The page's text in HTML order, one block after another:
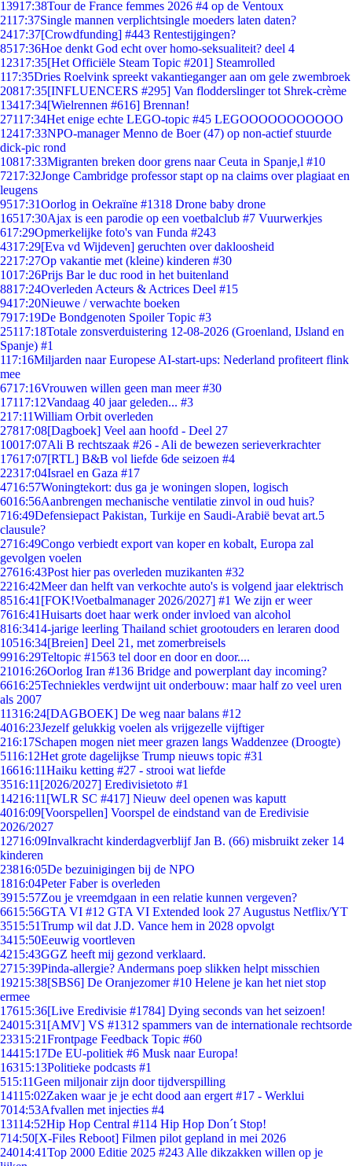
13917:38Tour de France femmes 2026 #4 op de Ventoux
2117:37Single mannen verplichtsingle moeders laten daten?
2417:37[Crowdfunding] #443 Rentestijgingen?
8517:36Hoe denkt God echt over homo-seksualiteit? deel 4
12317:35[Het Officiële Steam Topic #201] Steamrolled
117:35Dries Roelvink spreekt vakantieganger aan om gele zwembroek
20817:35[INFLUENCERS #295] Van flodderslinger tot Shrek-crème
13417:34[Wielrennen #616] Brennan!
27117:34Het enige echte LEGO-topic #45 LEGOOOOOOOOOOO
12417:33NPO-manager Menno de Boer (47) op non-actief stuurde
dick-pic rond
10817:33Migranten breken door grens naar Ceuta in Spanje,l #10
7217:32Jonge Cambridge professor stapt op na claims over plagiaat en
leugens
9517:31Oorlog in Oekraïne #1318 Drone baby drone
16517:30Ajax is een parodie op een voetbalclub #7 Vuurwerkjes
617:29Opmerkelijke foto's van Funda #243
4317:29[Eva vd Wijdeven] geruchten over dakloosheid
2217:27Op vakantie met (kleine) kinderen #30
1017:26Prijs Bar le duc rood in het buitenland
8817:24Overleden Acteurs & Actrices Deel #15
9417:20Nieuwe / verwachte boeken
7917:19De Bondgenoten Spoiler Topic #3
25117:18Totale zonsverduistering 12-08-2026 (Groenland, IJsland en
Spanje) #1
117:16Miljarden naar Europese AI-start-ups: Nederland profiteert flink
mee
6717:16Vrouwen willen geen man meer #30
17117:12Vandaag 40 jaar geleden... #3
217:11William Orbit overleden
27817:08[Dagboek] Veel aan hoofd - Deel 27
10017:07Ali B rechtszaak #26 - Ali de bewezen serieverkrachter
17617:07[RTL] B&B vol liefde 6de seizoen #4
22317:04Israel en Gaza #17
4716:57Woningtekort: dus ga je woningen slopen, logisch
6016:56Aanbrengen mechanische ventilatie zinvol in oud huis?
716:49Defensiepact Pakistan, Turkije en Saudi-Arabië bevat art.5
clausule?
2716:49Congo verbiedt export van koper en kobalt, Europa zal
gevolgen voelen
27616:43Post hier pas overleden muzikanten #32
2216:42Meer dan helft van verkochte auto's is volgend jaar elektrisch
8516:41 [FOK!Voetbalmanager 2026/2027] #1 We zijn er weer
7616:41Huisarts doet haar werk onder invloed van alcohol
816:3414-jarige leerling Thailand schiet grootouders en leraren dood
10516:34[Breien] Deel 21, met zomerbreisels
9916:29Teltopic #1563 tel door en door en door....
21016:26Oorlog Iran #136 Bridge and powerplant day incoming?
6616:25Techniekles verdwijnt uit onderbouw: maar half zo veel uren
als 2007
11316:24[DAGBOEK] De weg naar balans #12
4016:23Jezelf gelukkig voelen als vrijgezelle vijftiger
216:17Schapen mogen niet meer grazen langs Waddenzee (Droogte)
5116:12Het grote dagelijkse Trump nieuws topic #31
16616:11Haiku ketting #27 - strooi wat liefde
3516:11 [2026/2027] Eredivisietoto #1
14216:11 [WLR SC #417] Nieuw deel openen was kaputt
4016:09[Voorspellen] Voorspel de eindstand van de Eredivisie
2026/2027
12716:09Invalkracht kinderdagverblijf Jan B. (66) misbruikt zeker 14
kinderen
23816:05De bezuinigingen bij de NPO
1816:04Peter Faber is overleden
3915:57Zou je vreemdgaan in een relatie kunnen vergeven?
6615:56GTA VI #12 GTA VI Extended look 27 Augustus Netflix/YT
3515:51Trump wil dat J.D. Vance hem in 2028 opvolgt
3415:50Eeuwig voortleven
4215:43GGZ heeft mij gezond verklaard.
2715:39Pinda-allergie? Andermans poep slikken helpt misschien
19215:38[SBS6] De Oranjezomer #10 Helene je kan het niet stop
ermee
17615:36[Live Eredivisie #1784] Dying seconds van het seizoen!
24015:31 [AMV] VS #1312 spammers van de internationale rechtsorde
23315:21Frontpage Feedback Topic #60
14415:17De EU-politiek #6 Musk naar Europa!
16315:13Politieke podcasts #1
515:11Geen miljonair zijn door tijdverspilling
14115:02Zaken waar je je echt dood aan ergert #17 - Werklui
7014:53Afvallen met injecties #4
13114:52Hip Hop Central #114 Hip Hop Don´t Stop!
714:50[X-Files Reboot] Filmen pilot gepland in mei 2026
24014:41Top 2000 Editie 2025 #243 Alle dikzakken willen op je